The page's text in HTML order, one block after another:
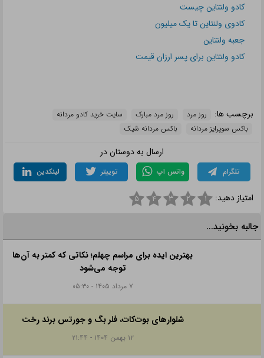
کادو ولنتاین چیست
کادوی ولنتاین تا یک میلیون
جعبه ولنتاین
کادو ولنتاین برای پسر ارزان قیمت
برچسب ها: روز مرد روز مرد مبارک
سایت خرید کادو مردانه
باکس سوپرایز مردانه
باکس مردانه شیک
ارسال به دوستان در
تلگرام واتس اپ توییتر لینکدین
امتیاز دهید: ۱ ۲ ۳ ۴ ۵
جالبه بخونید...
بهترین ایده برای مراسم چهلم؛ نکاتی که کمتر به آن‌ها
توجه می‌شود
۷ مرداد ۱۴۰۵ - ۰۵:۳۰
شلوارهای بوت‌کات، فلر بگ و جورتس برند رخت
۱۲ بهمن ۱۴۰۴ - ۲۱:۴۴